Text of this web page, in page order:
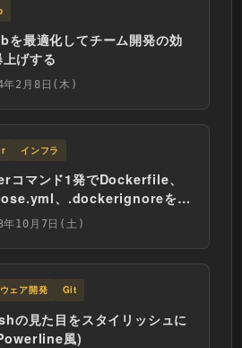
を最適化してチーム開発の効
げする
年2月8日(木)
インフラ
コマンド1発でDockerfile、
、.dockerignoreを自
る
年10月7日(土)
ェア開発 Git
の見た目をスタイリッシュに
風)